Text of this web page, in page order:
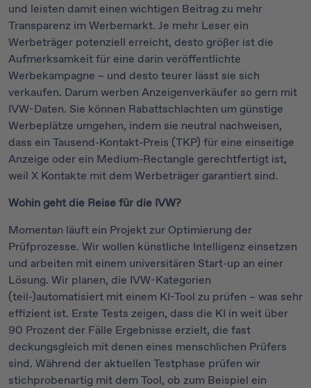
und leisten damit einen wichtigen Beitrag zu mehr
Transparenz im Werbemarkt. Je mehr Leser ein
Werbeträger potenziell erreicht, desto größer ist die
Aufmerksamkeit für eine darin veröffentlichte
Werbekampagne – und desto teurer lässt sie sich
verkaufen. Darum werben Anzeigenverkäufer so gern mit
IVW-Daten. Sie können Rabattschlachten um günstige
Werbeplätze umgehen, indem sie neutral nachweisen,
dass ein Tausend-Kontakt-Preis (TKP) für eine einseitige
Anzeige oder ein Medium-Rectangle gerechtfertigt ist,
weil X Kontakte mit dem Werbeträger garantiert sind.
Wohin geht die Reise für die IVW?
Momentan läuft ein Projekt zur Optimierung der
Prüfprozesse. Wir wollen künstliche Intelligenz einsetzen
und arbeiten mit einem universitären Start-up an einer
Lösung. Wir planen, die IVW-Kategorien
(teil-)automatisiert mit einem KI-Tool zu prüfen – was sehr
effizient ist. Erste Tests zeigen, dass die KI in weit über
90 Prozent der Fälle Ergebnisse erzielt, die fast
deckungsgleich mit denen eines menschlichen Prüfers
sind. Während der aktuellen Testphase prüfen wir
stichprobenartig mit dem Tool, ob zum Beispiel ein